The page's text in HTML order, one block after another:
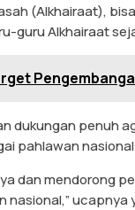
(Alkhairaat),
guru Alkhairaat
dukungan penuh
pahlawan
dan mendorong
nasional,”